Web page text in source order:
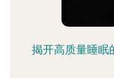
揭开高质量睡眠